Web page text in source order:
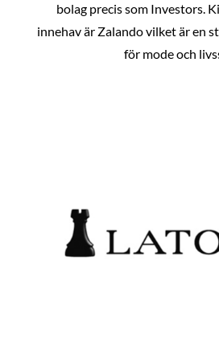
bolag precis som Investors.
innehav är Zalando vilket är en
för mode och